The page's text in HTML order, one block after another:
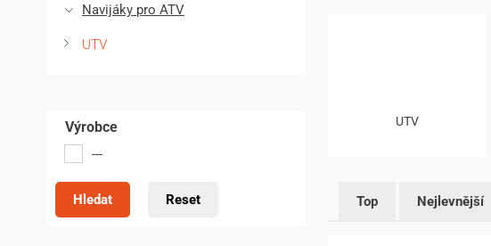
Navijáky pro ATV
UTV
Výrobce
---
Hledat Reset
UTV
Top Nejlevnější